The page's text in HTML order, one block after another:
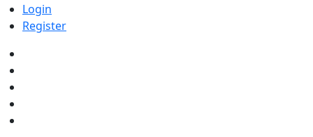
Login
Register